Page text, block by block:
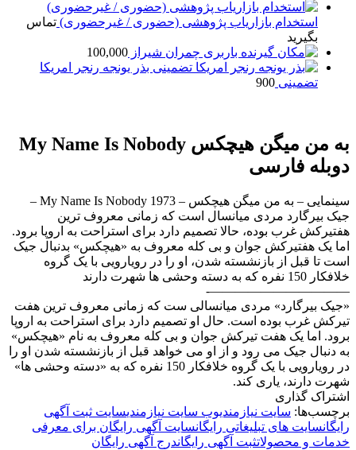
استخدام بازاریاب پژوهشی (حضوری / غیرحضوری) تماس
بگیرید
باربری چمران شیراز 100,000
بذر یونجه رنجر امریکا
تضمینی 900
به من میگن هیچکس My Name Is Nobody
دوبله فارسی
سینمایی – به من میگن هیچکس – My Name Is Nobody 1973 –
جیک بیرگارد مردی میانسال است که زمانی معروف ترین
هفتیرکش غرب بوده، حالا تصمیم دارد برای استراحت به اروپا برود.
اما یک هفتیرکش جوان و بی کله معروف به «هیچکس» بدنبال جیک
است تا قبل از بازنشسته شدن، او را در رویارویی با یک گروه
خلافکار 150 نفره که به دسته وحشی ها شهرت دارند
———————————-
«جیک بیرگارد» مردی میانسالی ست که زمانی معروف ترین هفت
تیرکش غرب بوده است. حال او تصمیم دارد برای استراحت به اروپا
برود. اما یک هفت تیرکش جوان و بی کله معروف به نام «هیچکس»
به دنبال جیک می رود و از او می خواهد قبل از بازنشسته شدن او را
در رویارویی با یک گروه خلافکار 150 نفره که به «دسته وحشی ها»
شهرت دارند، یاری کند.
اشتراک گذاری
برچسب‌ها: سایت نیازمندیوب سایت نیازمندیسایت ثبت آگهی
رایگانسایت های تبلیغاتی رایگانسایت آگهی رایگان برای معرفی
خدمات و محصولاتثبت آگهی رایگاندرج آگهی رایگان